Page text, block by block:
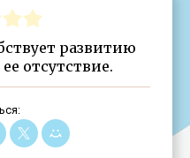
развитию
отсутствие.